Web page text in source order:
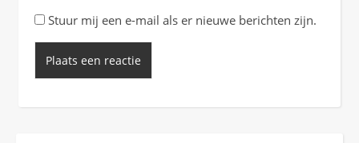
Stuur mij een e-mail als er nieuwe berichten zijn.